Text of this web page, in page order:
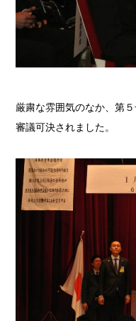
厳粛な雰囲気のなか、第５
審議可決されました。